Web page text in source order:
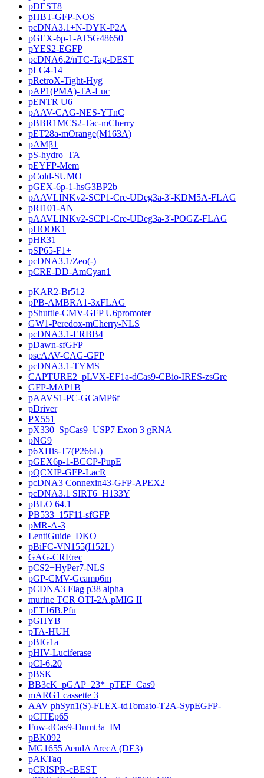
pDEST8
pHBT-GFP-NOS
pcDNA3.1+N-DYK-P2A
pGEX-6p-1-AT5G48650
pYES2-EGFP
pcDNA6.2/nTC-Tag-DEST
pLC4-14
pRetroX-Tight-Hyg
pAP1(PMA)-TA-Luc
pENTR U6
pAAV-CAG-NES-YTnC
pBBR1MCS2-Tac-mCherry
pET28a-mOrange(M163A)
pAMβ1
pS-hydro_TA
pEYFP-Mem
pCold-SUMO
pGEX-6p-1-hsG3BP2b
pAAVLINKv2-SCP1-Cre-UDeg3a-3'-KDM5A-FLAG
pRI101-AN
pAAVLINKv2-SCP1-Cre-UDeg3a-3'-POGZ-FLAG
pHOOK1
pHR31
pSP65-F1+
pcDNA3.1/Zeo(-)
pCRE-DD-AmCyan1
pKAR2-Br512
pPB-AMBRA1-3xFLAG
pShuttle-CMV-GFP U6promoter
GW1-Peredox-mCherry-NLS
pcDNA3.1-ERBB4
pDawn-sfGFP
pscAAV-CAG-GFP
pcDNA3.1-TYMS
CAPTURE2_pLVX-EF1a-dCas9-CBio-IRES-zsGre
GFP-MAP1B
pAAVS1-PC-GCaMP6f
pDriver
PX551
pX330_SpCas9_USP7 Exon 3 gRNA
pNG9
p6XHis-T7(P266L)
pGEX6p-1-BCCP-PupE
pQCXIP-GFP-LacR
pcDNA3 Connexin43-GFP-APEX2
pcDNA3.1 SIRT6_H133Y
pBLO 64.1
PB533_15F11-sfGFP
pMR-A-3
LentiGuide_DKO
pBiFC-VN155(I152L)
GAG-CRErec
pCS2+HyPer7-NLS
pGP-CMV-Gcamp6m
pCDNA3 Flag p38 alpha
murine TCR OTI-2A.pMIG II
pET16B.Pfu
pGHYB
pTA-HUH
pBIG1a
pHIV-Luciferase
pCI-6.20
pBSK
BB3cK_pGAP_23*_pTEF_Cas9
mARG1 cassette 3
AAV phSyn1(S)-FLEX-tdTomato-T2A-SypEGFP-
pCITEp65
Fuw-dCas9-Dnmt3a_IM
pBK092
MG1655 ΔendA ΔrecA (DE3)
pAKTaq
pCRISPR-cBEST